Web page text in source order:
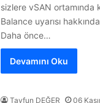
sizlere vSAN ortamında
Balance uyarısı
Daha önce…
Devamını Oku
Tayfun DEĞER 06